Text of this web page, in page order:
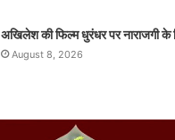
अखिलेश की फिल्म धुरंधर पर नाराजगी के
August 8, 2026